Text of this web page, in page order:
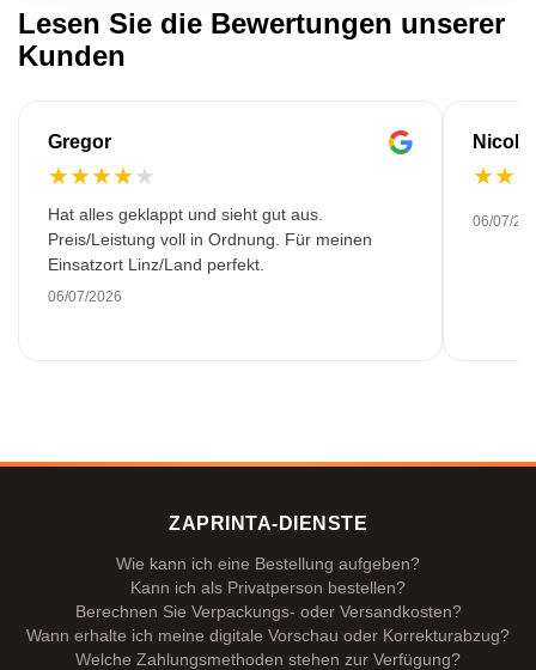
Lesen Sie die Bewertungen unserer
Kunden
Gregor
★★★★★
Hat alles geklappt und sieht gut aus.
Preis/Leistung voll in Ordnung. Für meinen
Einsatzort Linz/Land perfekt.
06/07/2026
★★
06/07/
ZAPRINTA-DIENSTE
Wie kann ich eine Bestellung aufgeben?
Kann ich als Privatperson bestellen?
Berechnen Sie Verpackungs- oder Versandkosten?
Wann erhalte ich meine digitale Vorschau oder Korrekturabzug?
Welche Zahlungsmethoden stehen zur Verfügung?